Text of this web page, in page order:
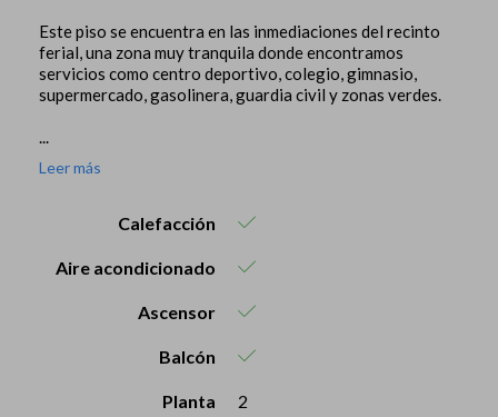
Este piso se encuentra en las inmediaciones del recinto
ferial, una zona muy tranquila donde encontramos
servicios como centro deportivo, colegio, gimnasio,
supermercado, gasolinera, guardia civil y zonas verdes.
...
Leer más
Calefacción
Aire acondicionado
Ascensor
Balcón
Planta 2